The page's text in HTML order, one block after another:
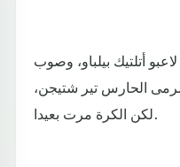
أتلتيك بيلباو، وصوب
الحارس تير شتيجن،
لكن الكرة مرت بعيدا.